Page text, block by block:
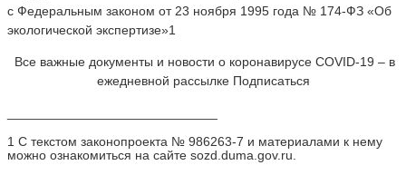
с Федеральным законом от 23 ноября 1995 года № 174-ФЗ «Об
экологической экспертизе»1
Все важные документы и новости о коронавирусе COVID-19 – в
ежедневной рассылке Подписаться
1 С текстом законопроекта № 986263-7 и материалами к нему
можно ознакомиться на сайте sozd.duma.gov.ru.